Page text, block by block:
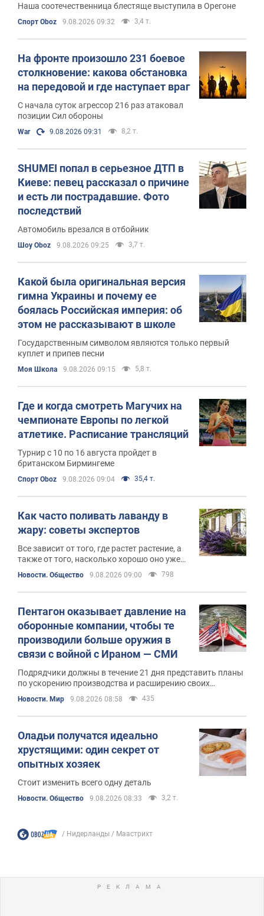
Наша соотечественница блестяще выступила в Орегоне
Спорт Oboz 9.08.2026 09:32 3,4 т.
На фронте произошло 231 боевое
столкновение: какова обстановка
на передовой и где наступает враг
С начала суток агрессор 216 раз атаковал
позиции Сил обороны
War 9.08.2026 09:31 8,2 т.
SHUMEI попал в серьезное ДТП в
Киеве: певец рассказал о причине
и есть ли пострадавшие. Фото
последствий
Автомобиль врезался в отбойник
Шоу Oboz 9.08.2026 09:25 3,7 т.
Какой была оригинальная версия
гимна Украины и почему ее
боялась Российская империя: об
этом не рассказывают в школе
Государственным символом являются только первый
куплет и припев песни
Моя Школа 9.08.2026 09:15 5,8 т.
Где и когда смотреть Магучих на
чемпионате Европы по легкой
атлетике. Расписание трансляций
Турнир с 10 по 16 августа пройдет в
британском Бирмингеме
Спорт Oboz 9.08.2026 09:04 35,4 т.
Как часто поливать лаванду в
жару: советы экспертов
Все зависит от того, где растет растение, а
также от того, насколько хорошо оно уже
Новости. Общество 9.08.2026 09:00 798
Пентагон оказывает давление на
оборонные компании, чтобы те
производили больше оружия в
связи с войной с Ираном — СМИ
Подрядчики должны в течение 21 дня представить планы
по ускорению производства и расширению своих
Новости. Мир 9.08.2026 08:58 435
Оладьи получатся идеально
хрустящими: один секрет от
опытных хозяек
Стоит изменить всего одну деталь
Новости. Общество 9.08.2026 08:33 3,2 т.
Нидерланды Маастрихт